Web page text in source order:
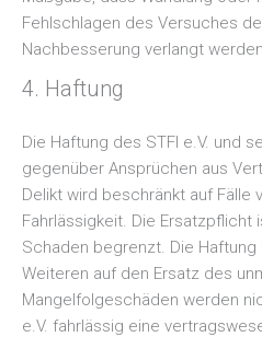
Fehlschlagen des Versuches
Nachbesserung verlangt
4. Haftung
Die Haftung des STFI e.V. und
gegenüber Ansprüchen aus
Delikt wird beschränkt auf Fälle
Fahrlässigkeit. Die Ersatzpflicht
Schaden begrenzt. Die
Weiteren auf den Ersatz des
Mangelfolgeschäden werden
e.V. fahrlässig eine